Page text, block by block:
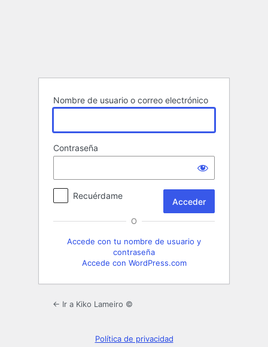
Nombre de usuario o correo electrónico
Contraseña
Recuérdame
O
Accede con tu nombre de usuario y
contraseña
Accede con WordPress.com
← Ir a Kiko Lameiro ©
Política de privacidad